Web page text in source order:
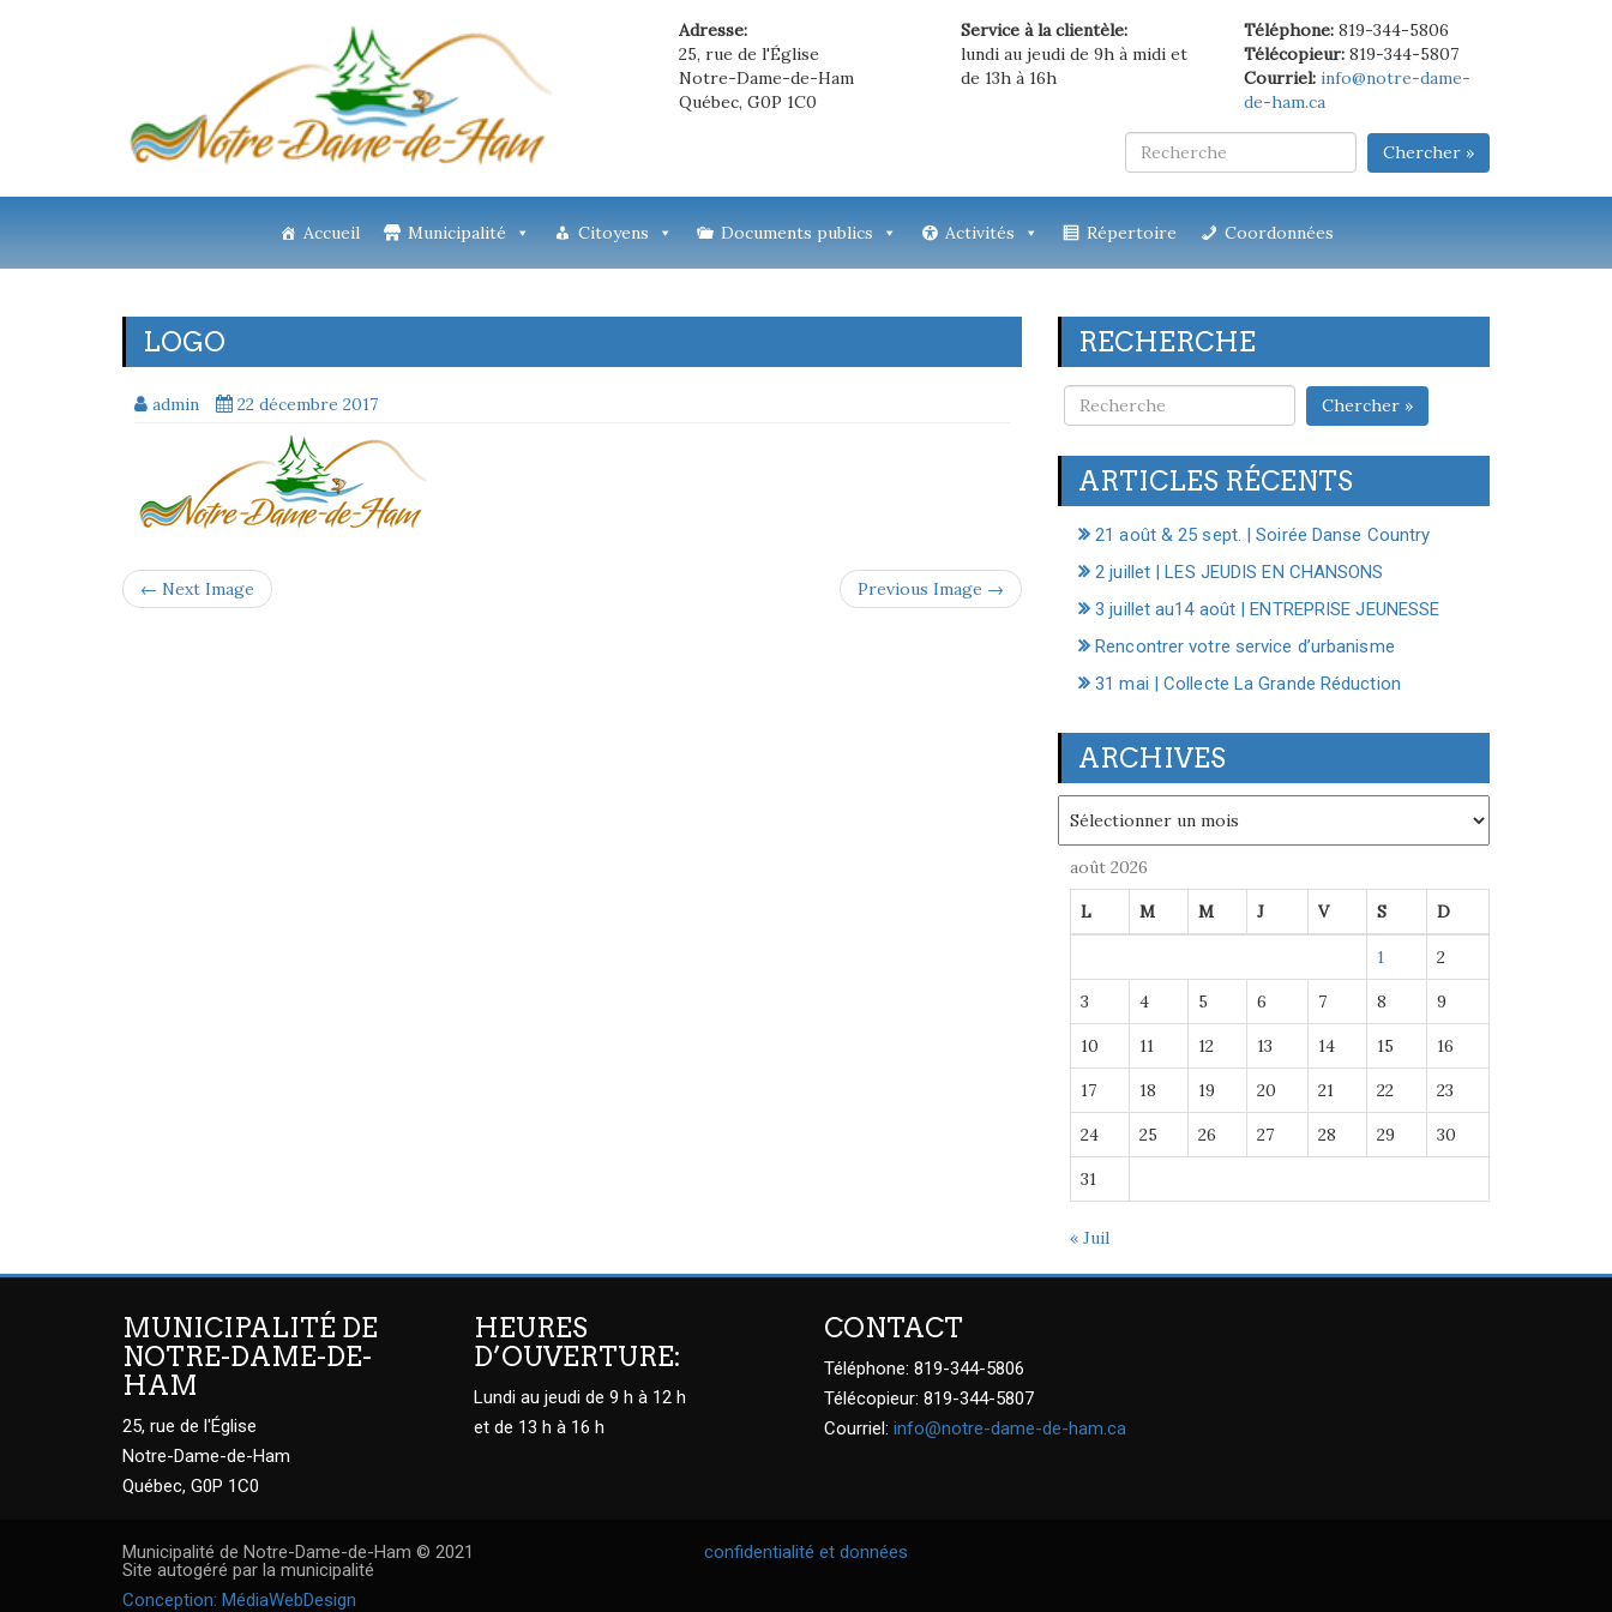
Adresse:
25, rue de l'Église
Notre-Dame-de-Ham
Québec, G0P 1C0
Service à la clientèle:
lundi au jeudi de 9h à midi et
de 13h à 16h
Téléphone:819-344-5806
Télécopieur:819-344-5807
Courriel: info@notre-dame-
de-ham.ca
Chercher »
Accueil Municipalité Citoyens Documents publics Activités Répertoire Coordonnées
LOGO
admin 22 décembre 2017
← Next Image Previous Image →
RECHERCHE
Chercher »
ARTICLES RÉCENTS
21 août & 25 sept. | Soirée Danse Country
2 juillet | LES JEUDIS EN CHANSONS
3 juillet au14 août | ENTREPRISE JEUNESSE
Rencontrer votre service d’urbanisme
31 mai | Collecte La Grande Réduction
ARCHIVES
août 2026
L M M J V S D
1 2
3 4 5 6 7 8 9
10 11 12 13 14 15 16
17 18 19 20 21 22 23
24 25 26 27 28 29 30
31
« Juil
MUNICIPALITÉ DE
NOTRE-DAME-DE-
HAM
25, rue de l'Église
Notre-Dame-de-Ham
Québec, G0P 1C0
HEURES
D’OUVERTURE:
Lundi au jeudi de 9 h à 12 h
et de 13 h à 16 h
CONTACT
Téléphone: 819-344-5806
Télécopieur: 819-344-5807
Courriel: info@notre-dame-de-ham.ca
Municipalité de Notre-Dame-de-Ham © 2021
Site autogéré par la municipalité
Conception: MédiaWebDesign
confidentialité et données